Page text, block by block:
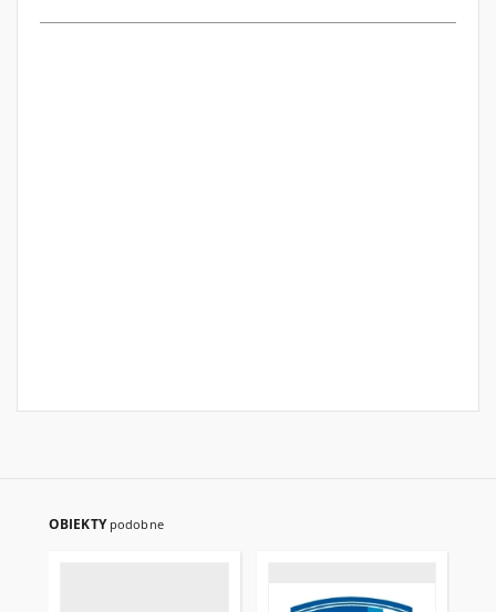
OBIEKTY podobne